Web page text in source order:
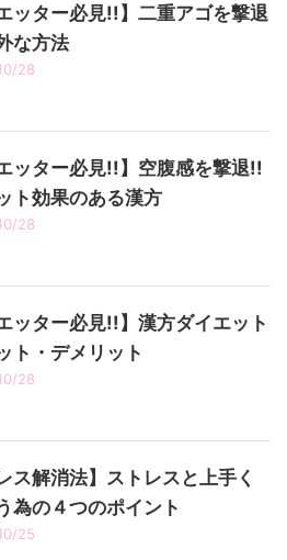
ッター必見!!】二重アゴを撃退
な方法
28
ッター必見!!】空腹感を撃退!!
ト効果のある漢方
28
ッター必見!!】漢方ダイエット
ト・デメリット
28
ス解消法】ストレスと上手く
為の４つのポイント
25